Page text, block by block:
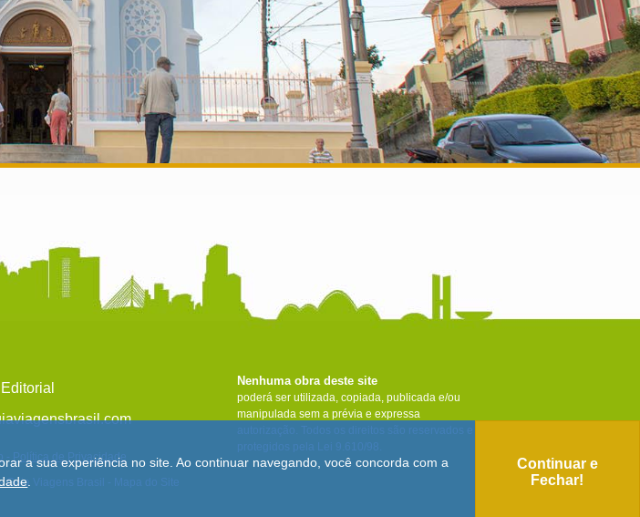
Editorial
Política de Privacidade
Viagens Brasil -
Mapa do Site
Nenhuma obra deste site
poderá ser utilizada, copiada, publicada e/ou
manipulada sem a prévia e expressa
autorização. Todos os direitos são reservados e
protegidos pela Lei 9.610/98.
a sua experiência no site. Ao continuar navegando, você concorda com a
Continuar e
Fechar!